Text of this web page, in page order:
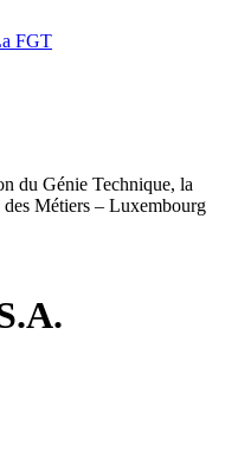
FGT
du Génie Technique, la
des Métiers – Luxembourg